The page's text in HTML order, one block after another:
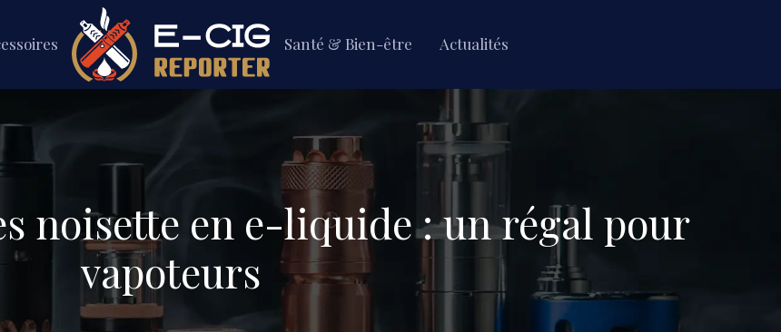
Santé & Bien-être Actualités
noisette en e-liquide : un régal pour
vapoteurs